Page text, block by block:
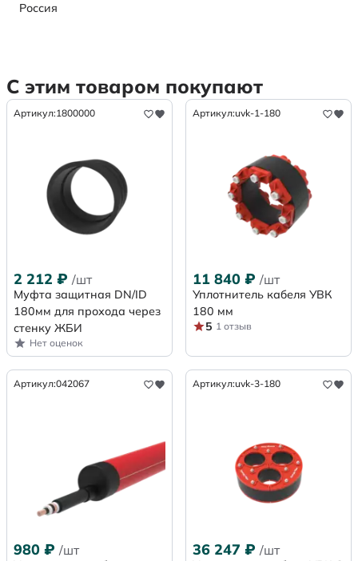
Россия
С этим товаром покупают
Артикул:1800000
2 212 ₽ /шт
Муфта защитная DN/ID
180мм для прохода через
стенку ЖБИ
Нет оценок
Артикул:uvk-1-180
11 840 ₽ /шт
Уплотнитель кабеля УВК
180 мм
5 1 отзыв
Артикул:042067
980 ₽ /шт
Артикул:uvk-3-180
36 247 ₽ /шт